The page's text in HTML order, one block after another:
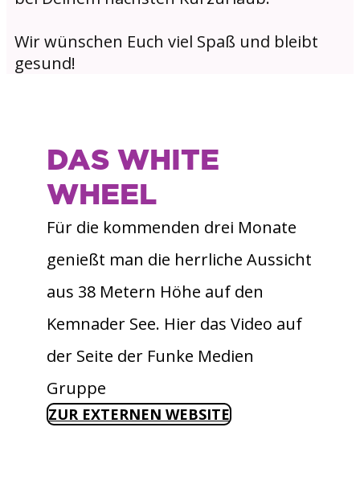
Wir wünschen Euch viel Spaß und bleibt
gesund!
DAS WHITE
WHEEL
Für die kommenden drei Monate
genießt man die herrliche Aussicht
aus 38 Metern Höhe auf den
Kemnader See. Hier das Video auf
der Seite der Funke Medien
Gruppe
ZUR EXTERNEN WEBSITE